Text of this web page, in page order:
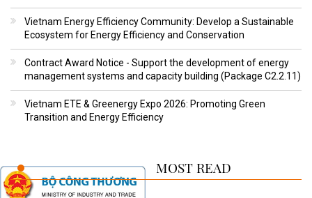
Vietnam Energy Efficiency Community: Develop a Sustainable
Ecosystem for Energy Efficiency and Conservation
Contract Award Notice - Support the development of energy
management systems and capacity building (Package C2.2.11)
Vietnam ETE & Greenergy Expo 2026: Promoting Green
Transition and Energy Efficiency
MOST READ